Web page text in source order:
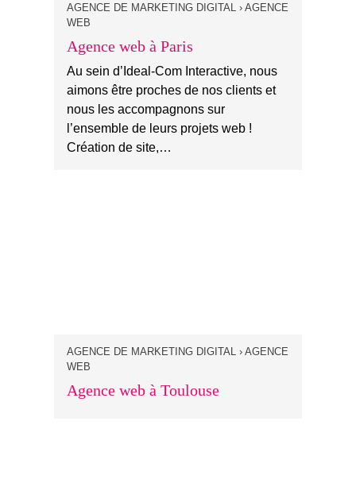
AGENCE DE MARKETING DIGITAL › AGENCE
WEB
Agence web à Paris
Au sein d’Ideal-Com Interactive, nous
aimons être proches de nos clients et
nous les accompagnons sur
l’ensemble de leurs projets web !
Création de site,…
AGENCE DE MARKETING DIGITAL › AGENCE
WEB
Agence web à Toulouse